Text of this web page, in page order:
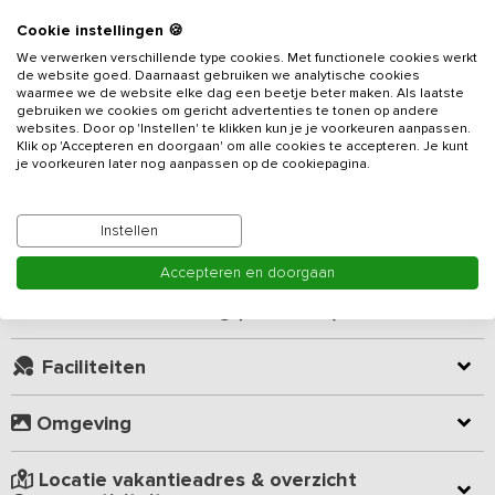
vakantieadres
jetstream binnenzwembad (waarin je geheel tegen de stroming in
kunt zwemmen), 6-persoons sauna en buitenpizza oven, gelegen
net over de grens in België, staan het klimaat en duurzaamheid
centraal. Het ontwerp staat bol van ecologische technieken en
circulaire elementen. Hierdoor is een uniek vakantieverblijf
ontstaan, dat rust, luxe en comfort uitstraalt. De accommodatie is
over de grens ter hoogte van Echt (Midden Limburg).
De grote centrale leefruimte is voorzien van indrukwekkende
landschap. Met een fijne zithoek, énorme eettafel en een open
keuken met een kookeiland beschik je over alle benodigde
voorzieningen. Je kunt hier met gemak koken voor het hele
gezelschap, sfeervol dineren of een gezellige spelletjesavond
organiseren.
bijbehorende kleurtint en sfeer. Dit geeft je de mogelijkheid om de
Lees meer
Geverifieerde beoordelingen
Faciliteiten
Omgeving
Locatie vakantieadres & overzicht
Cookie instellingen 🍪
We verwerken verschillende type cookies. Met functionele cookies werkt
de website goed. Daarnaast gebruiken we analytische cookies
waarmee we de website elke dag een beetje beter maken. Als laatste
gebruiken we cookies om gericht advertenties te tonen op andere
websites. Door op 'Instellen' te klikken kun je je voorkeuren aanpassen.
Klik op 'Accepteren en doorgaan' om alle cookies te accepteren. Je kunt
je voorkeuren later nog aanpassen op de cookiepagina.
Instellen
Accepteren en doorgaan